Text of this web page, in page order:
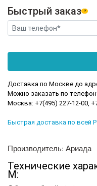
Быстрый заказ ?
Доставка по Москве до
Можно заказать по
Москва: +7(495) 227-12-00,
Быстрая доставка по всей
Производитель: Ариада
Технические
M: